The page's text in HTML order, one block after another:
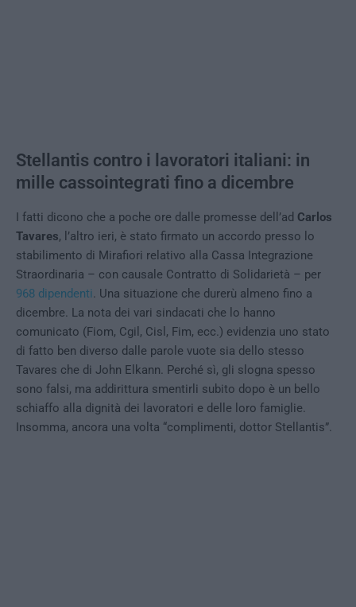
Stellantis contro i lavoratori italiani: in
mille cassointegrati fino a dicembre
I fatti dicono che a poche ore dalle promesse dell’ad Carlos
Tavares, l’altro ieri, è stato firmato un accordo presso lo
stabilimento di Mirafiori relativo alla Cassa Integrazione
Straordinaria – con causale Contratto di Solidarietà – per
968 dipendenti. Una situazione che durerù almeno fino a
dicembre. La nota dei vari sindacati che lo hanno
comunicato (Fiom, Cgil, Cisl, Fim, ecc.) evidenzia uno stato
di fatto ben diverso dalle parole vuote sia dello stesso
Tavares che di John Elkann. Perché sì, gli slogna spesso
sono falsi, ma addirittura smentirli subito dopo è un bello
schiaffo alla dignità dei lavoratori e delle loro famiglie.
Insomma, ancora una volta “complimenti, dottor Stellantis”.